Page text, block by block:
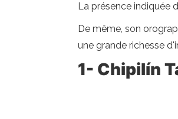
La présence indiquée
De même, son
une grande richesse
1- Chipilín